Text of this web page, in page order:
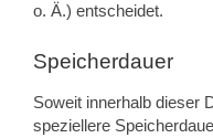
o. Ä.) entscheidet.
Speicherdauer
Soweit innerhalb dieser
speziellere